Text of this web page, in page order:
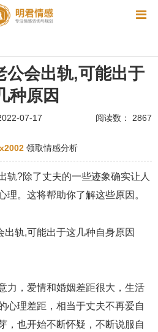
恋爱技巧 挽回爱情
星座情感
怀孕 交友
生 情感测试
摩羯座男生 射手座男生
秤座男生 处女座男生
伤感 婚姻问题 脾气
公会出轨,可能出于
种原因
07-17 阅读数： 2867
领取情感分析
?除了丈夫的一些迹象确实让人
理。这将帮助你了解这些原因。
，爱情和婚姻差距很大，生活
心理差距，相当于丈夫不再爱自
，也开始不断怀疑，不断说服自